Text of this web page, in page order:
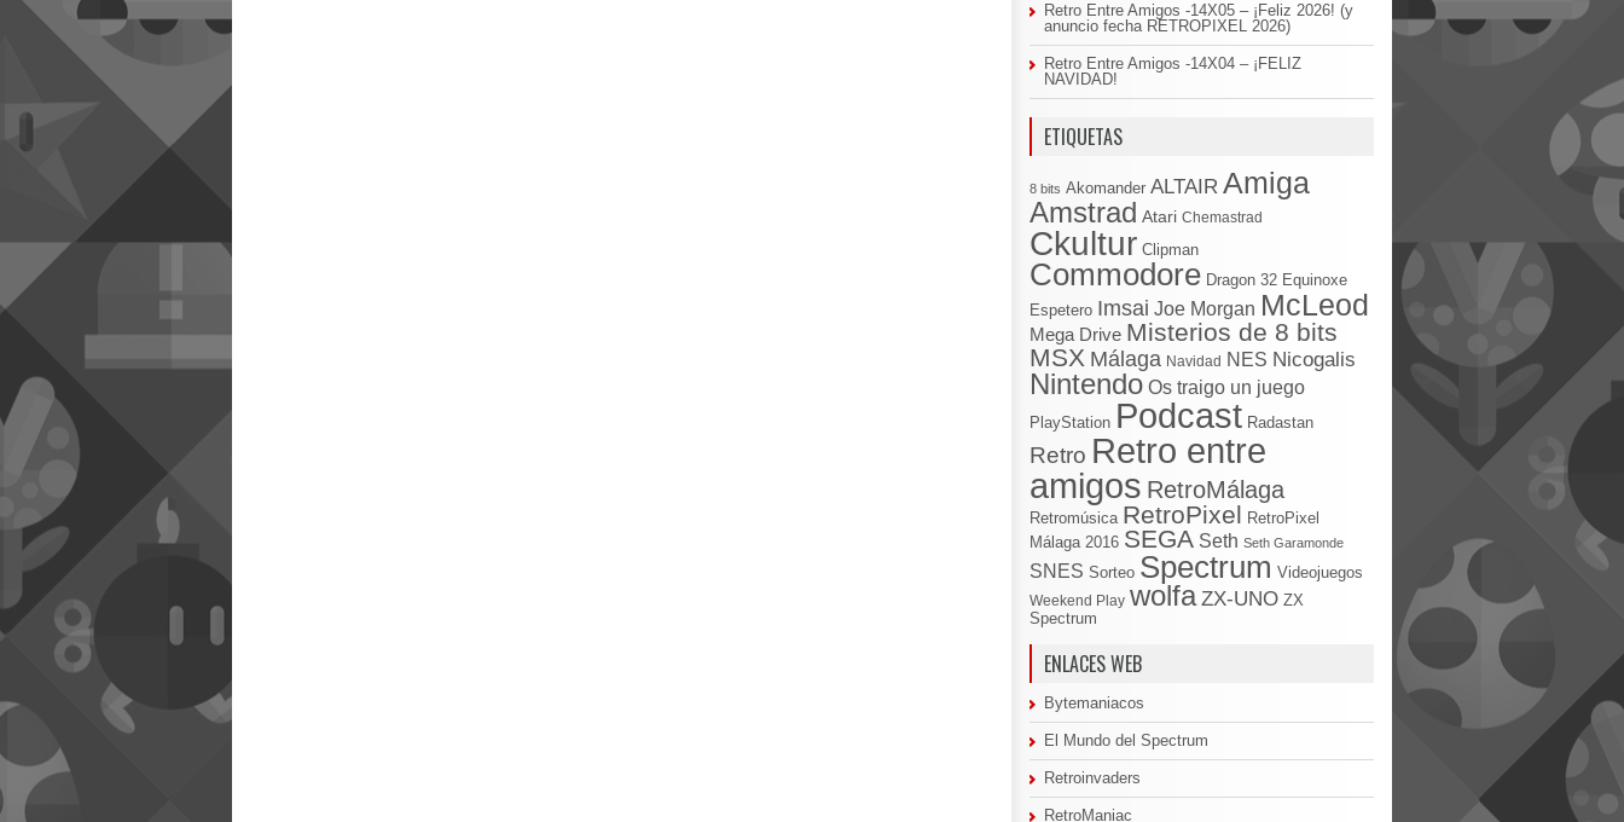
Retro Entre Amigos -14X05 – ¡Feliz 2026! (y
anuncio fecha RETROPIXEL 2026)
Retro Entre Amigos -14X04 – ¡FELIZ
NAVIDAD!
ETIQUETAS
8 bits Akomander ALTAIR Amiga
Amstrad Atari Chemastrad
Ckultur Clipman
Commodore Dragon 32 Equinoxe
Espetero Imsai Joe Morgan McLeod
Mega Drive Misterios de 8 bits
MSX Málaga Navidad NES Nicogalis
Nintendo Os traigo un juego
PlayStation Podcast Radastan
Retro Retro entre
amigos RetroMálaga
Retromúsica RetroPixel RetroPixel
Málaga 2016 SEGA Seth Seth Garamonde
SNES Sorteo Spectrum Videojuegos
Weekend Play wolfa ZX-UNO ZX
Spectrum
ENLACES WEB
Bytemaniacos
El Mundo del Spectrum
Retroinvaders
RetroManiac